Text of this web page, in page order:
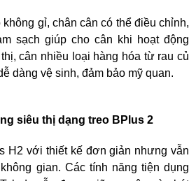
gỉ, chân cân có thể điều chỉnh,
sạch giúp cho cân khi hoạt động
cân nhiều loại hàng hóa từ rau củ
dàng vệ sinh, đảm bảo mỹ quan.
siêu thị dạng treo BPlus 2
H2 với thiết kế đơn giản nhưng vẫn
gian. Các tính năng tiện dụng